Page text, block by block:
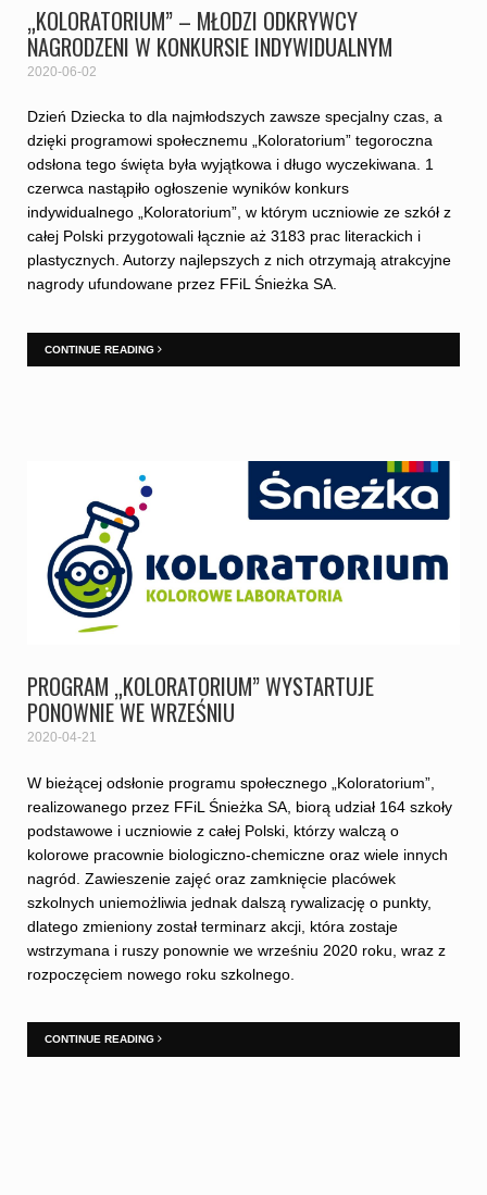
„KOLORATORIUM” – MŁODZI ODKRYWCY
NAGRODZENI W KONKURSIE INDYWIDUALNYM
2020-06-02
Dzień Dziecka to dla najmłodszych zawsze specjalny czas, a
dzięki programowi społecznemu „Koloratorium” tegoroczna
odsłona tego święta była wyjątkowa i długo wyczekiwana. 1
czerwca nastąpiło ogłoszenie wyników konkurs
indywidualnego „Koloratorium”, w którym uczniowie ze szkół z
całej Polski przygotowali łącznie aż 3183 prac literackich i
plastycznych. Autorzy najlepszych z nich otrzymają atrakcyjne
nagrody ufundowane przez FFiL Śnieżka SA.
CONTINUE READING
PROGRAM „KOLORATORIUM” WYSTARTUJE
PONOWNIE WE WRZEŚNIU
2020-04-21
W bieżącej odsłonie programu społecznego „Koloratorium”,
realizowanego przez FFiL Śnieżka SA, biorą udział 164 szkoły
podstawowe i uczniowie z całej Polski, którzy walczą o
kolorowe pracownie biologiczno-chemiczne oraz wiele innych
nagród. Zawieszenie zajęć oraz zamknięcie placówek
szkolnych uniemożliwia jednak dalszą rywalizację o punkty,
dlatego zmieniony został terminarz akcji, która zostaje
wstrzymana i ruszy ponownie we wrześniu 2020 roku, wraz z
rozpoczęciem nowego roku szkolnego.
CONTINUE READING